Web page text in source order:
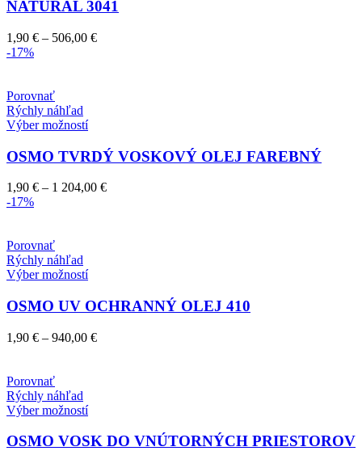
variantov.
si
produktu.
NATURAL 3041
1,90 € – 506,00 €Price
-17%
Porovnať
Rýchly náhľad
Výber možnostíTento
má
viacero
variantov.
stránke
produktu.
OSMO TVRDÝ VOSKOVÝ OLEJ FAREBNÝ
1,90 € – 1 204,00 €Price
-17%
Porovnať
Rýchly náhľad
Výber možnostíTento
má
viacero
variantov.
Možnosti
na
stránke
produktu.
OSMO UV OCHRANNÝ OLEJ 410
1,90 € – 940,00 €Price
Porovnať
Rýchly náhľad
Výber možnostíTento
má
OSMO VOSK DO VNÚTORNÝCH PRIESTOROV